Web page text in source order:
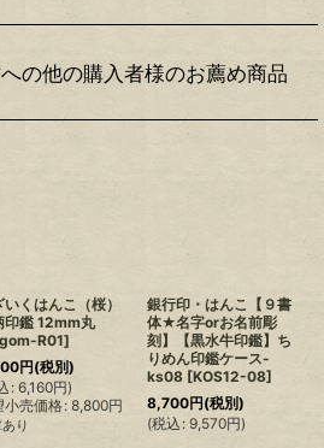
の他の購入者様のお薦め商品
いくはんこ（桜）
印鑑 12mm丸
R01]
円(税別)
: 6,160円)
小売価格: 8,800円
り
銀行印・はんこ【９書
体★名字orお名前彫
刻】【黒水牛印鑑】ち
りめん印鑑ケース-
ks08 [KOS12-08]
8,700円(税別)
(税込 : 9,570円)